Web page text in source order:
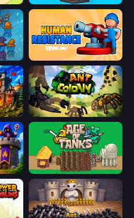
Human Resistance
Ant Colony: New War
Mage Castle Idle Defense Age of Tanks Warriors: TD War